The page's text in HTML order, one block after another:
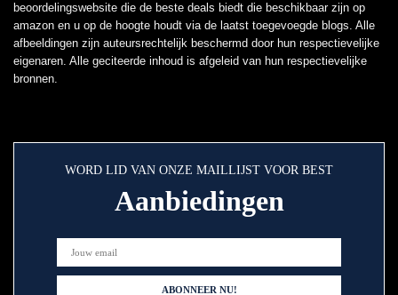
beoordelingswebsite die de beste deals biedt die beschikbaar zijn op
amazon en u op de hoogte houdt via de laatst toegevoegde blogs. Alle
afbeeldingen zijn auteursrechtelijk beschermd door hun respectievelijke
eigenaren. Alle geciteerde inhoud is afgeleid van hun respectievelijke
bronnen.
WORD LID VAN ONZE MAILLIJST VOOR BEST
Aanbiedingen